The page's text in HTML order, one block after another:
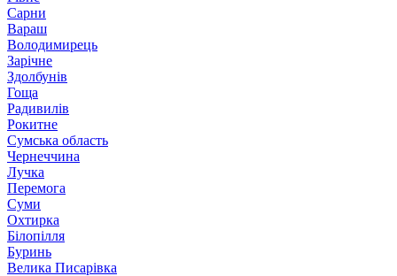
Сарни
Вараш
Володимирець
Зарічне
Здолбунів
Гоща
Радивилів
Рокитне
Сумська область
Чернеччина
Лучка
Перемога
Суми
Охтирка
Білопілля
Буринь
Велика Писарівка